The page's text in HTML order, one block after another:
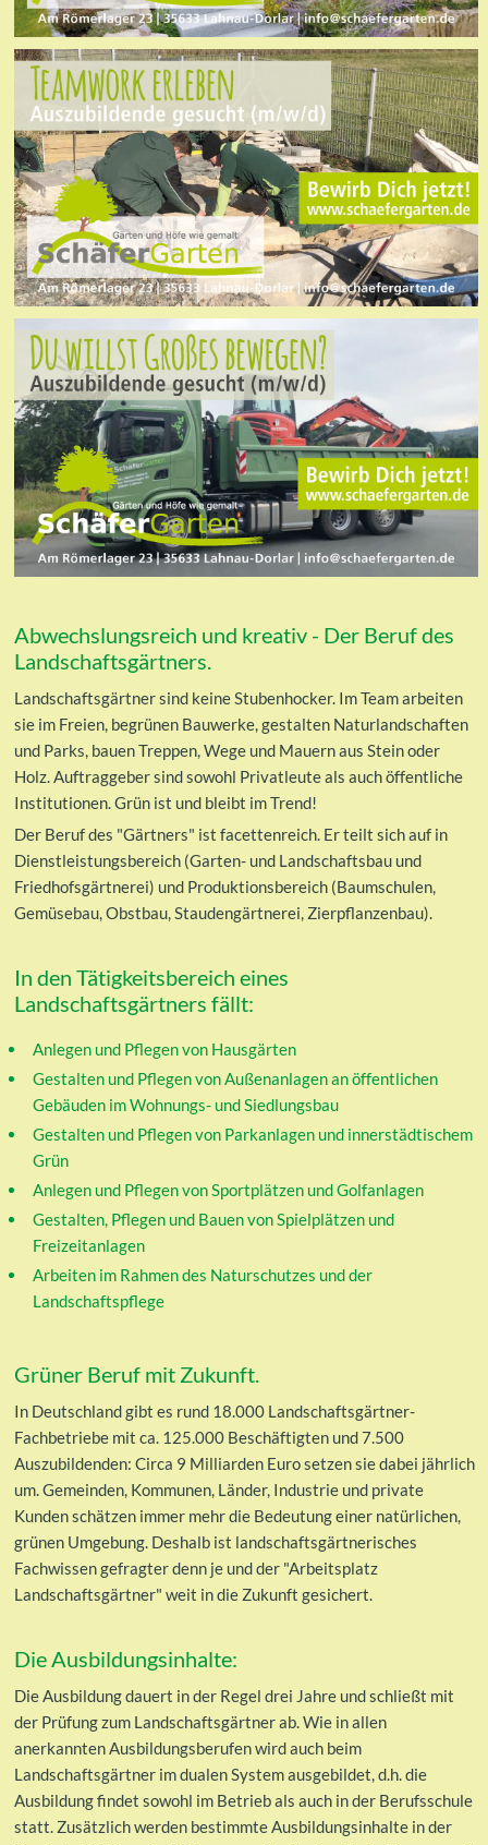
Abwechslungsreich und kreativ - Der Beruf des
Landschaftsgärtners.
Landschaftsgärtner sind keine Stubenhocker. Im Team arbeiten
sie im Freien, begrünen Bauwerke, gestalten Naturlandschaften
und Parks, bauen Treppen, Wege und Mauern aus Stein oder
Holz. Auftraggeber sind sowohl Privatleute als auch öffentliche
Institutionen. Grün ist und bleibt im Trend!
Der Beruf des "Gärtners" ist facettenreich. Er teilt sich auf in
Dienstleistungsbereich (Garten- und Landschaftsbau und
Friedhofsgärtnerei) und Produktionsbereich (Baumschulen,
Gemüsebau, Obstbau, Staudengärtnerei, Zierpflanzenbau).
In den Tätigkeitsbereich eines
Landschaftsgärtners fällt:
Anlegen und Pflegen von Hausgärten
Gestalten und Pflegen von Außenanlagen an öffentlichen
Gebäuden im Wohnungs- und Siedlungsbau
Gestalten und Pflegen von Parkanlagen und innerstädtischem
Grün
Anlegen und Pflegen von Sportplätzen und Golfanlagen
Gestalten, Pflegen und Bauen von Spielplätzen und
Freizeitanlagen
Arbeiten im Rahmen des Naturschutzes und der
Landschaftspflege
Grüner Beruf mit Zukunft.
In Deutschland gibt es rund 18.000 Landschaftsgärtner-
Fachbetriebe mit ca. 125.000 Beschäftigten und 7.500
Auszubildenden: Circa 9 Milliarden Euro setzen sie dabei jährlich
um. Gemeinden, Kommunen, Länder, Industrie und private
Kunden schätzen immer mehr die Bedeutung einer natürlichen,
grünen Umgebung. Deshalb ist landschaftsgärtnerisches
Fachwissen gefragter denn je und der "Arbeitsplatz
Landschaftsgärtner" weit in die Zukunft gesichert.
Die Ausbildungsinhalte:
Die Ausbildung dauert in der Regel drei Jahre und schließt mit
der Prüfung zum Landschaftsgärtner ab. Wie in allen
anerkannten Ausbildungsberufen wird auch beim
Landschaftsgärtner im dualen System ausgebildet, d.h. die
Ausbildung findet sowohl im Betrieb als auch in der Berufsschule
statt. Zusätzlich werden bestimmte Ausbildungsinhalte in der